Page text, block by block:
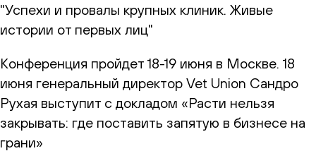
"Успехи и провалы крупных клиник. Живые
истории от первых лиц"
Конференция пройдет 18-19 июня в Москве. 18
июня генеральный директор Vet Union Сандро
Рухая выступит с докладом «Расти нельзя
закрывать: где поставить запятую в бизнесе на
грани»